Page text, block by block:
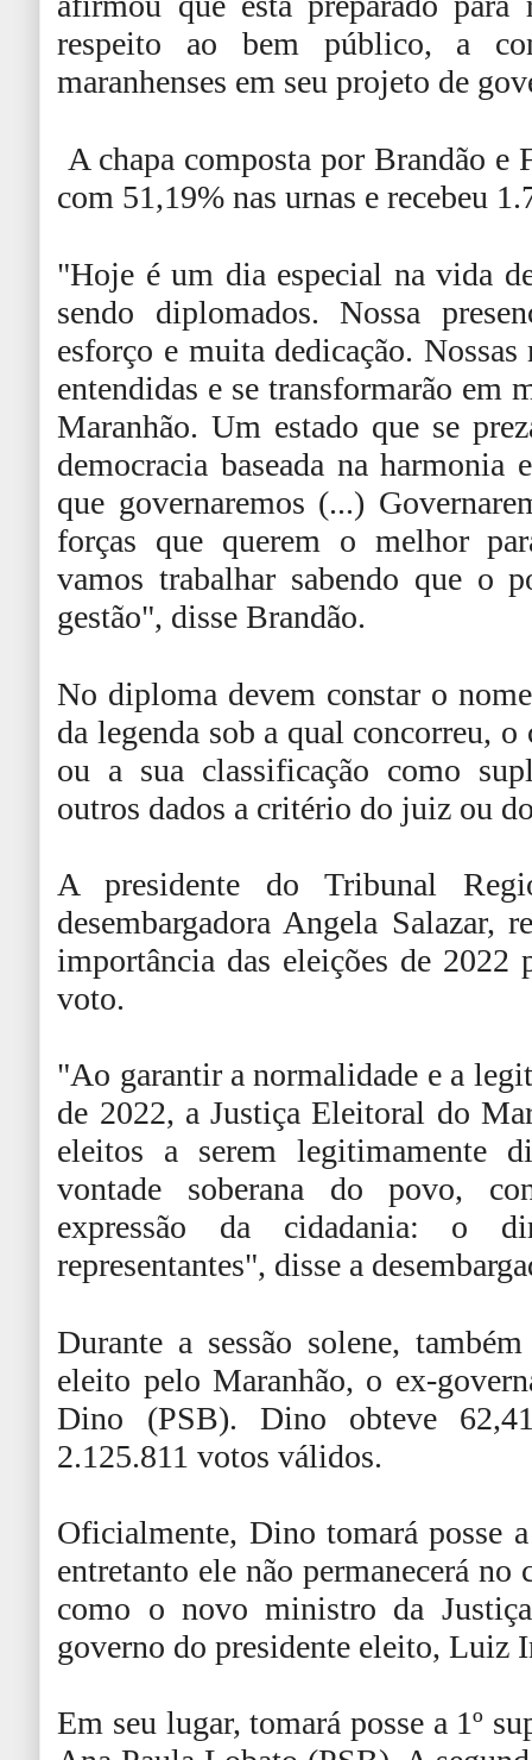
respeito ao bem público, a
maranhenses em seu projeto de
A chapa composta por Brandão e
com 51,19% nas urnas e recebeu
"Hoje é um dia especial na vida
sendo diplomados. Nossa
esforço e muita dedicação.
entendidas e se transformarão em
Maranhão. Um estado que se
democracia baseada na harmonia
que governaremos (...)
forças que querem o melhor
vamos trabalhar sabendo que o
gestão", disse Brandão.
No diploma devem constar o
da legenda sob a qual concorreu,
ou a sua classificação como
outros dados a critério do juiz ou
A presidente do Tribunal
desembargadora Angela Salazar,
importância das eleições de 2022
voto.
"Ao garantir a normalidade e a
de 2022, a Justiça Eleitoral do
eleitos a serem legitimamente
vontade soberana do povo,
expressão da cidadania: o
representantes", disse a
Durante a sessão solene,
eleito pelo Maranhão, o ex-
Dino (PSB). Dino obteve
2.125.811 votos válidos.
Oficialmente, Dino tomará posse
entretanto ele não permanecerá
como o novo ministro da
governo do presidente eleito, Luiz
Em seu lugar, tomará posse a 1º